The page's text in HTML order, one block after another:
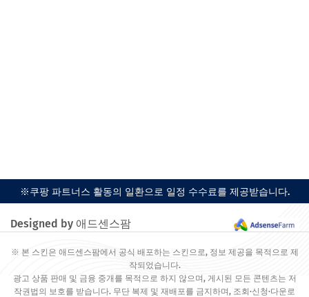
※쿠팡 파트너스 활동의 일환으로 일정 수수료를 제공받습니다.
Designed by 애드센스팜
※ 본 스킨은 애드센스팜에서 공식 배포하는 스킨으로, 정보 제공을 목적으로 제
작되었습니다.
광고 상품 판매 및 금융 중개를 목적으로 하지 않으며, 게시된 모든 콘텐츠는 저
작권법의 보호를 받습니다. 무단 복제 및 재배포를 금지하며, 조회·신청·다운로